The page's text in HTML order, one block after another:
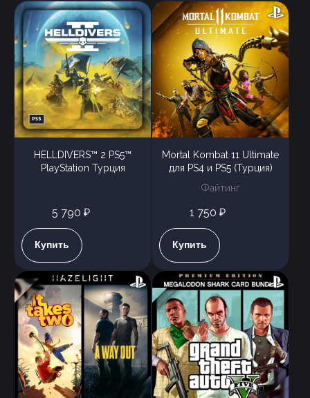
HELLDIVERS™ 2 PS5™
PlayStation Турция
5 790 ₽
Купить
Mortal Kombat 11 Ultimate
для PS4 и PS5 (Турция)
Файтинг
1 750 ₽
Купить